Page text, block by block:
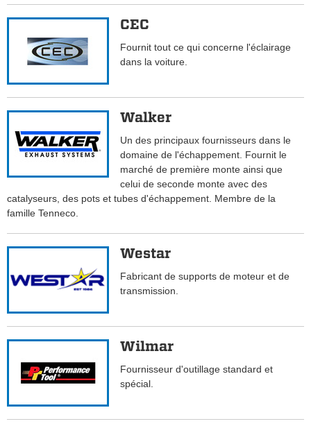
CEC
Fournit tout ce qui concerne l'éclairage
dans la voiture.
Walker
Un des principaux fournisseurs dans le
domaine de l'échappement. Fournit le
marché de première monte ainsi que
celui de seconde monte avec des
catalyseurs, des pots et tubes d'échappement. Membre de la
famille Tenneco.
Westar
Fabricant de supports de moteur et de
transmission.
Wilmar
Fournisseur d'outillage standard et
spécial.